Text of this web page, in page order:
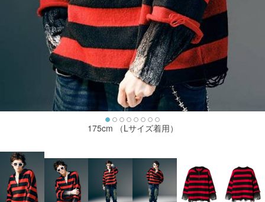
175cm （Lサイズ着用）